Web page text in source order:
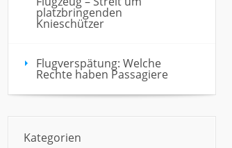
platzbringenden
Knieschützer
Flugverspätung: Welche
Rechte haben Passagiere
Kategorien